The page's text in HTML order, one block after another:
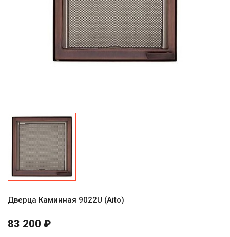
Дверца Каминная 9022U (Aito)
83 200 ₽